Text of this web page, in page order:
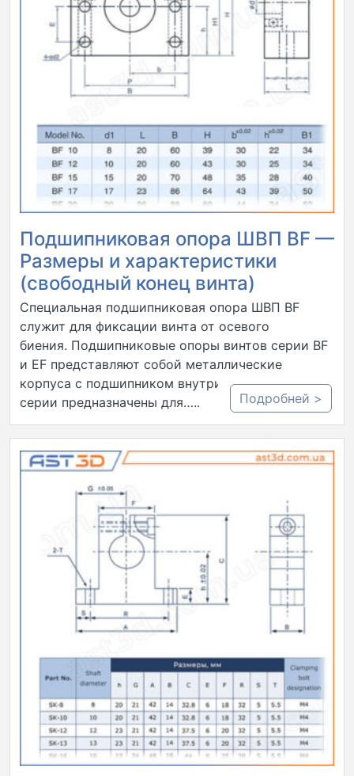
Подшипниковая опора ШВП BF —
Размеры и характеристики
(свободный конец винта)
Специальная подшипниковая опора ШВП BF
служит для фиксации винта от осевого
биения. Подшипниковые опоры винтов серии BF
и EF представляют собой металлические
корпуса с подшипником внутри. Опоры этой
серии предназначены для…..
Подробней >